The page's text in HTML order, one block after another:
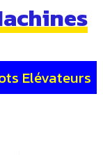
Elévateurs